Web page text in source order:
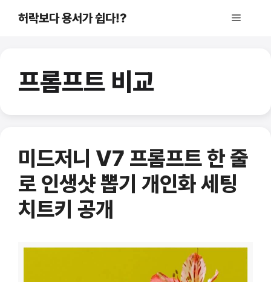
허락보다 용서가 쉽다!? 메
프롬프트 비교
미드저니 V7 프롬프트 한 줄
로 인생샷 뽑기 개인화 세팅
치트키 공개